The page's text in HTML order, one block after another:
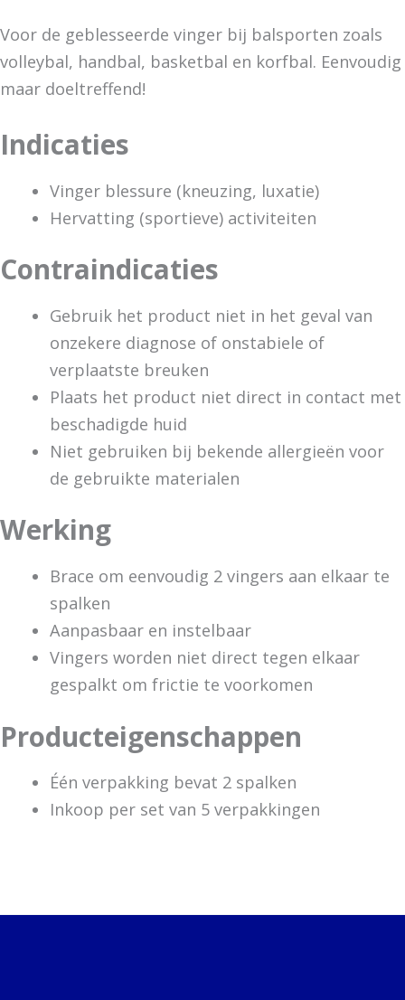
Voor de geblesseerde vinger bij balsporten zoals
volleybal, handbal, basketbal en korfbal. Eenvoudig
maar doeltreffend!
Indicaties
Vinger blessure (kneuzing, luxatie)
Hervatting (sportieve) activiteiten
Contraindicaties
Gebruik het product niet in het geval van
onzekere diagnose of onstabiele of
verplaatste breuken
Plaats het product niet direct in contact met
beschadigde huid
Niet gebruiken bij bekende allergieën voor
de gebruikte materialen
Werking
Brace om eenvoudig 2 vingers aan elkaar te
spalken
Aanpasbaar en instelbaar
Vingers worden niet direct tegen elkaar
gespalkt om frictie te voorkomen
Producteigenschappen
Één verpakking bevat 2 spalken
Inkoop per set van 5 verpakkingen